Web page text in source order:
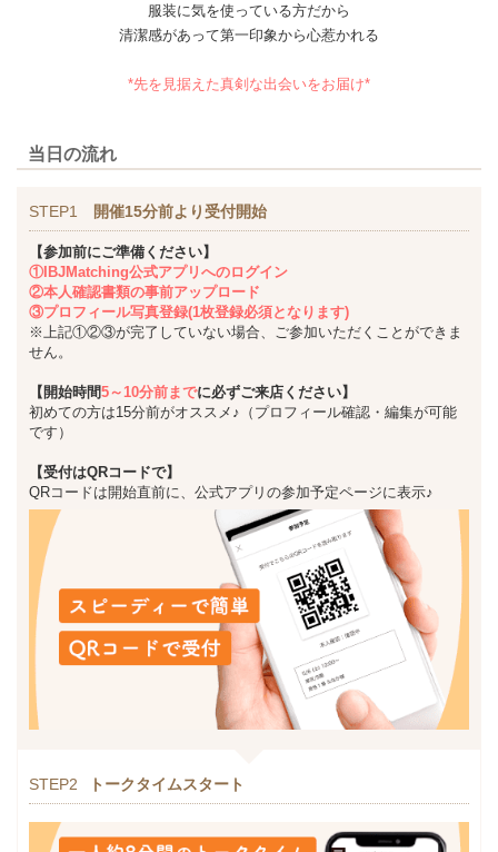
服装に気を使っている方だから
清潔感があって第一印象から心惹かれる
*先を見据えた真剣な出会いをお届け*
当日の流れ
STEP1 開催15分前より受付開始
【参加前にご準備ください】
①IBJMatching公式アプリへのログイン
②本人確認書類の事前アップロード
③プロフィール写真登録(1枚登録必須となります)
※上記①②③が完了していない場合、ご参加いただくことができま
せん。
【開始時間5～10分前までに必ずご来店ください】
初めての方は15分前がオススメ♪（プロフィール確認・編集が可能
です）
【受付はQRコードで】
QRコードは開始直前に、公式アプリの参加予定ページに表示♪
STEP2 トークタイムスタート